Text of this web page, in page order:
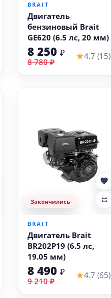
BRAIT
Двигатель
бензиновый Brait
GE620 (6.5 лс, 20 мм)
8 250 ₽
8 780 ₽ ★4.7 (15)
Закончились
BRAIT
Двигатель Brait
BR202P19 (6.5 лс,
19.05 мм)
8 490 ₽
9 210 ₽ ★4.7 (65)